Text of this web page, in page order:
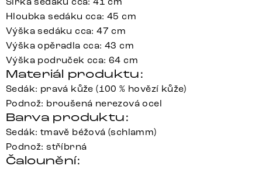
Hloubka sedáku cca: 45 cm
Výška sedáku cca: 47 cm
Výška opěradla cca: 43 cm
Výška područek cca: 64 cm
Materiál produktu:
Sedák: pravá kůže (100 % hovězí kůže)
Podnož: broušená nerezová ocel
Barva produktu:
Sedák: tmavě béžová (schlamm)
Podnož: stříbrná
Čalounění: